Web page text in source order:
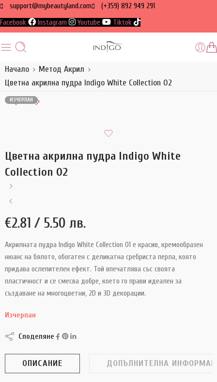
support@mybeautyland.com
(+359) 892 949 291
Facebook
Instagram Youtube Tiktok
Начало
Метод Акрил
Цветна акрилна пудра Indigo White Collection 02
ИЗЧЕРПАН
Цветна акрилна пудра Indigo White
Collection 02
€2.81 / 5.50 лв.
Акрилната пудра Indigo White Collection 01 е красив, кремообразен
нюанс на бялото, обогатен с деликатна сребриста перла, която
придава ослепителен ефект. Той впечатлява със своята
пластичност и се смесва добре, което го прави идеален за
създаване на многоцветни, 2D и 3D декорации.
Изчерпан
Споделяне
ОПИСАНИЕ ДОПЪЛНИТЕЛНА